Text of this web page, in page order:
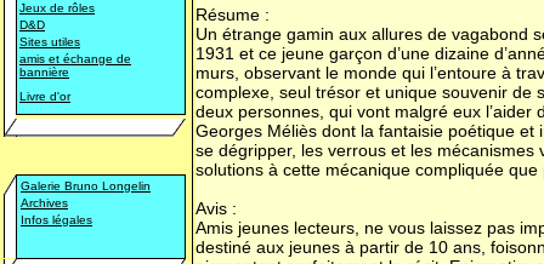
Jeux de rôles
D&D
Sites utiles
amis et échange de
bannière
Livre d'or
Galerie Bruno Longelin
Archives
Infos légales
Résume :
Un étrange gamin aux allures de vagabond
1931 et ce jeune garçon d’une dizaine
murs, observant le monde qui l’entoure à
complexe, seul trésor et unique souvenir de
deux personnes, qui vont malgré eux
Georges Méliès dont la fantaisie poétique et
se dégripper, les verrous et les
solutions à cette mécanique compliquée
Avis :
Amis jeunes lecteurs, ne vous laissez pas
destiné aux jeunes à partir de 10 ans,